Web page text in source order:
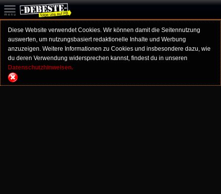
Diese Website verwendet Cookies. Wir können damit die Seitennutzung
auswerten, um nutzungsbasiert redaktionelle Inhalte und Werbung
anzuzeigen. Weitere Informationen zu Cookies und insbesondere dazu, wie
du deren Verwendung widersprechen kannst, findest du in unseren
Datenschutzhinweisen.